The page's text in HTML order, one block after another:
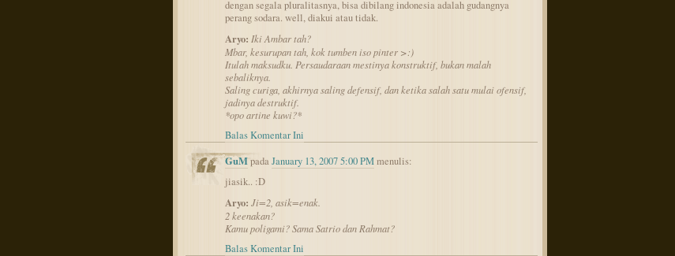
dengan segala pluralitasnya, bisa dibilang indonesia adalah gudangnya
perang sodara. well, diakui atau tidak.
Aryo: Iki Ambar tah?
Mbar, kesurupan tah, kok tumben iso pinter >:)
Itulah maksudku. Persaudaraan mestinya konstruktif, bukan malah
sebaliknya.
Saling curiga, akhirnya saling defensif, dan ketika salah satu mulai ofensif,
jadinya destruktif.
*opo artine kuwi?*
Balas Komentar Ini
GuMpadaJanuary 13, 2007 5:00 PMmenulis:
jiasik.. :D
Aryo: Ji=2, asik=enak.
2 keenakan?
Kamu poligami? Sama Satrio dan Rahmat?
Balas Komentar Ini